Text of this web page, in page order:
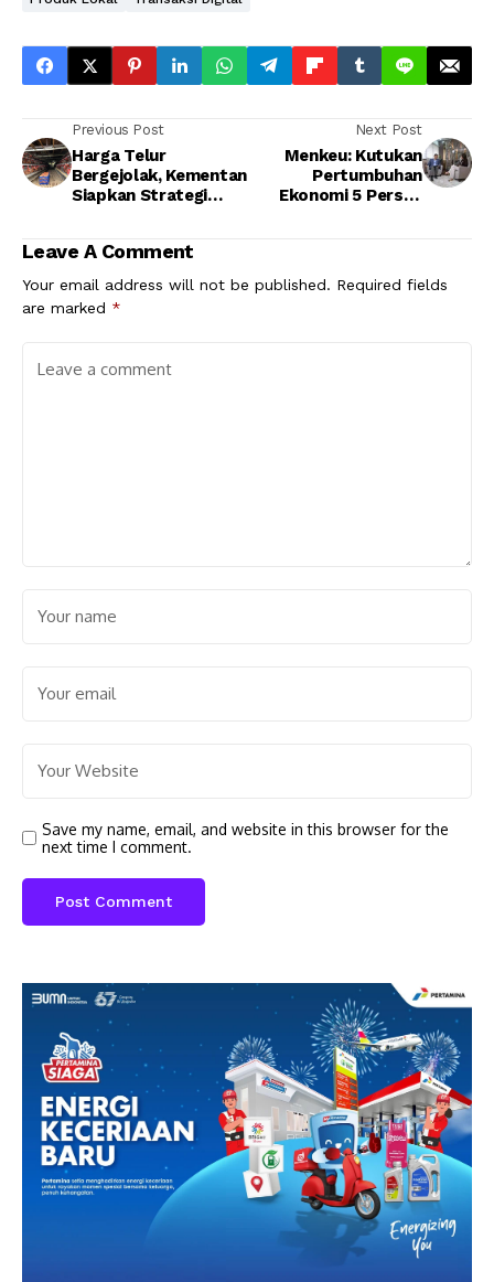
Previous Post
Harga Telur
Bergejolak, Kementan
Siapkan Strategi
Next Post
Menkeu: Kutukan
Pertumbuhan
Ekonomi 5 Persen
Leave A Comment
Your email address will not be published. Required fields
are marked *
Save my name, email, and website in this browser for the
next time I comment.